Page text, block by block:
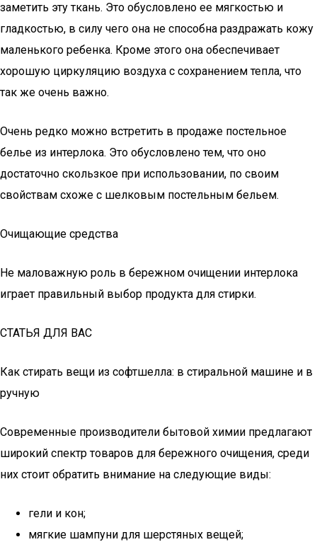
заметить эту ткань. Это обусловлено ее мягкостью и
гладкостью, в силу чего она не способна раздражать кожу
маленького ребенка. Кроме этого она обеспечивает
хорошую циркуляцию воздуха с сохранением тепла, что
так же очень важно.
Очень редко можно встретить в продаже постельное
белье из интерлока. Это обусловлено тем, что оно
достаточно скользкое при использовании, по своим
свойствам схоже с шелковым постельным бельем.
Очищающие средства
Не маловажную роль в бережном очищении интерлока
играет правильный выбор продукта для стирки.
СТАТЬЯ ДЛЯ ВАС
Как стирать вещи из софтшелла: в стиральной машине и в
ручную
Современные производители бытовой химии предлагают
широкий спектр товаров для бережного очищения, среди
них стоит обратить внимание на следующие виды:
гели и кон;
мягкие шампуни для шерстяных вещей;